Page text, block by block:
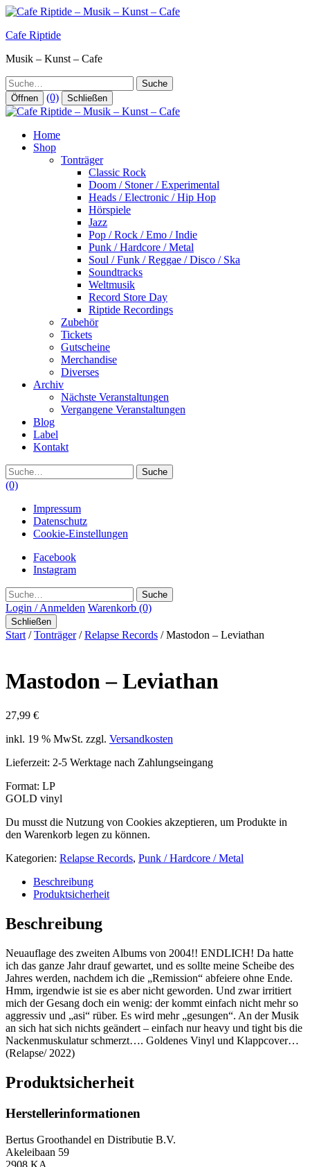
Zum
springen
Cafe Riptide
Musik – Kunst – Cafe
Suche
Öffnen (0) Schließen
Home
Shop
Tonträger
Classic Rock
Doom / Stoner / Experimental
Heads / Electronic / Hip Hop
Hörspiele
Jazz
Pop / Rock / Emo / Indie
Punk / Hardcore / Metal
Soul / Funk / Reggae / Disco / Ska
Soundtracks
Weltmusik
Record Store Day
Riptide Recordings
Zubehör
Tickets
Gutscheine
Merchandise
Diverses
Archiv
Nächste Veranstaltungen
Vergangene Veranstaltungen
Blog
Label
Kontakt
Suche
(0)
Impressum
Datenschutz
Cookie-Einstellungen
Facebook
Instagram
Suche
Login / Anmelden Warenkorb (0)
Schließen
Start /Tonträger/Relapse Records / Mastodon – Leviathan
Mastodon – Leviathan
27,99 €
inkl. 19 % MwSt. zzgl. Versandkosten
Lieferzeit: 2-5 Werktage nach Zahlungseingang
Format: LP
GOLD vinyl
Du musst die Nutzung von Cookies akzeptieren, um Produkte in
den Warenkorb legen zu können.
Kategorien: Relapse Records, Punk / Hardcore / Metal
Beschreibung
Produktsicherheit
Beschreibung
Neuauflage des zweiten Albums von 2004!! ENDLICH! Da hatte
ich das ganze Jahr drauf gewartet, und es sollte meine Scheibe des
Jahres werden, nachdem ich die „Remission“ abfeiere ohne Ende.
Hmm, irgendwie ist sie es aber nicht geworden. Und zwar irritiert
mich der Gesang doch ein wenig: der kommt einfach nicht mehr so
aggressiv und „asi“ rüber. Es wird mehr „gesungen“. An der Musik
an sich hat sich nichts geändert – einfach nur heavy und tight bis die
Nackenmuskulatur schmerzt…. Goldenes Vinyl und Klappcover…
(Relapse/ 2022)
Produktsicherheit
Herstellerinformationen
Bertus Groothandel en Distributie B.V.
Akeleibaan 59